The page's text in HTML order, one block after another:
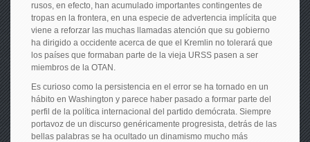
rusos, en efecto, han acumulado importantes contingentes de
tropas en la frontera, en una especie de advertencia implícita que
viene a reforzar las muchas llamadas atención que su gobierno
ha dirigido a occidente acerca de que el Kremlin no tolerará que
los países que formaban parte de la vieja URSS pasen a ser
miembros de la OTAN.
Es curioso como la persistencia en el error se ha tornado en un
hábito en Washington y parece haber pasado a formar parte del
perfil de la política internacional del partido demócrata. Siempre
portavoz de un discurso genéricamente progresista, detrás de las
bellas palabras se ha ocultado un dinamismo mucho más